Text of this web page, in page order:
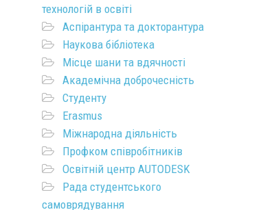
технологій в освіті
Аспірантура та докторантура
Наукова бібліотека
Місце шани та вдячності
Академічна доброчесність
Студенту
Erasmus
Міжнародна діяльність
Профком співробітників
Освітній центр AUTODESK
Рада студентського
самоврядування